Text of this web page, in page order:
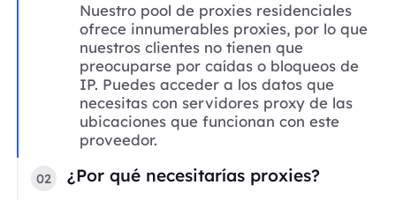
Nuestro pool de proxies residenciales
ofrece innumerables proxies, por lo que
nuestros clientes no tienen que
preocuparse por caídas o bloqueos de
IP. Puedes acceder a los datos que
necesitas con servidores proxy de las
ubicaciones que funcionan con este
proveedor.
02 ¿Por qué necesitarías proxies?